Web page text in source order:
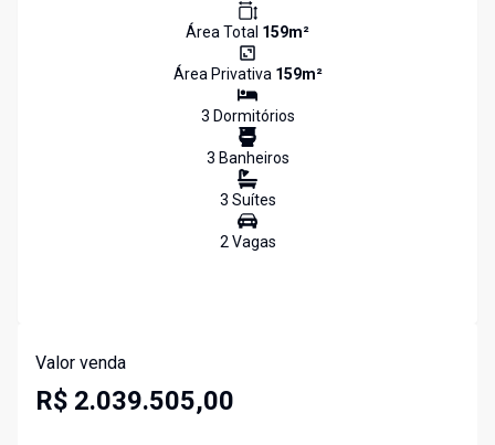
Área Total 159m²
Área Privativa 159m²
3 Dormitórios
3 Banheiros
3 Suítes
2Vagas
Valor venda
R$ 2.039.505,00